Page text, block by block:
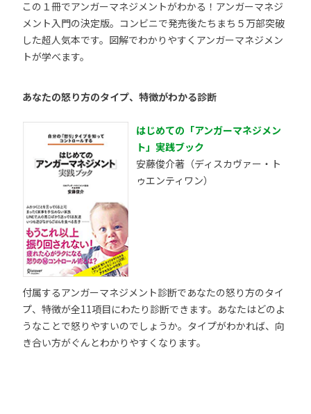
この１冊でアンガーマネジメントがわかる！アンガーマネジ
メント入門の決定版。コンビニで発売後たちまち５万部突破
した超人気本です。図解でわかりやすくアンガーマネジメン
トが学べます。
あなたの怒り方のタイプ、特徴がわかる診断
はじめての「アンガーマネジメン
ト」実践ブック
安藤俊介著（ディスカヴァー・ト
ゥエンティワン）
付属するアンガーマネジメント診断であなたの怒り方のタイ
プ、特徴が全11項目にわたり診断できます。あなたはどのよ
うなことで怒りやすいのでしょうか。タイプがわかれば、向
き合い方がぐんとわかりやすくなります。